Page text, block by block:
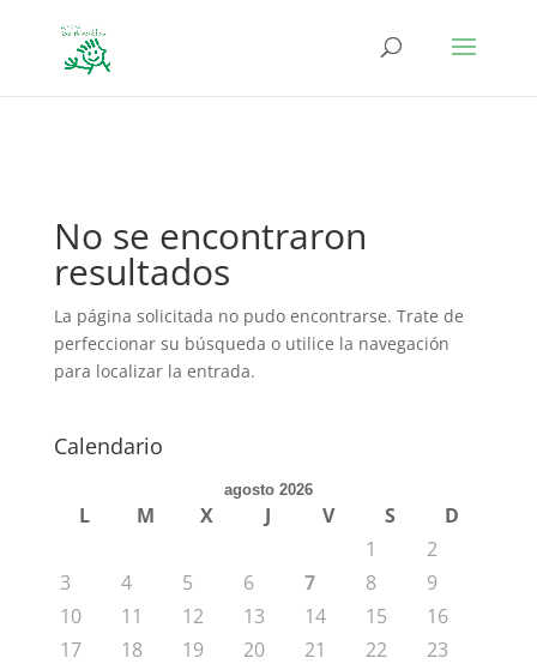
No se encontraron
resultados
La página solicitada no pudo encontrarse. Trate de
perfeccionar su búsqueda o utilice la navegación
para localizar la entrada.
Calendario
agosto 2026
L M X J V S
D
1
2
3
4 5 6 7 8
9
10
11 12 13 14 15
16
17
18 19 20 21 22
23